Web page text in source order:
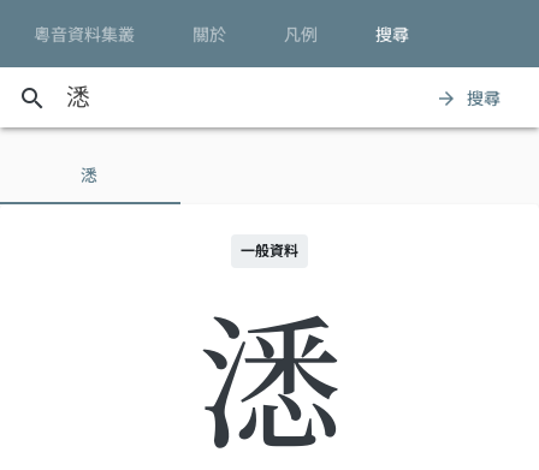
粵音資料集叢 關於 凡例 搜尋
search arrow_forward 搜尋
㴽
一般資料
㴽